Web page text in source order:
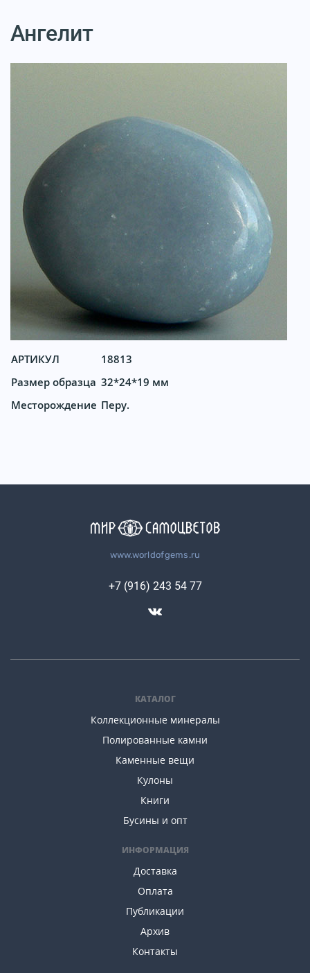
Ангелит
АРТИКУЛ
18813
Размер образца 32*24*19 мм
Месторождение Перу.
www.worldofgems.ru
КАТАЛОГ
Коллекционные минералы
Полированные камни
Каменные вещи
Кулоны
Книги
Бусины и опт
ИНФОРМАЦИЯ
Доставка
Оплата
Публикации
Архив
Контакты
+7 (916) 243 54 77